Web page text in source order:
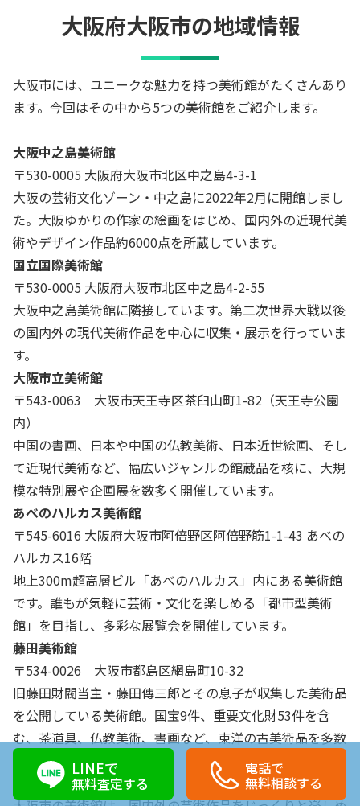
LINEで
無料査定する
電話で
無料相談する
大阪府大阪市の地域情報
大阪市には、ユニークな魅力を持つ美術館がたくさんあり
ます。今回はその中から5つの美術館をご紹介します。
大阪中之島美術館
〒530-0005 大阪府大阪市北区中之島4-3-1
大阪の芸術文化ゾーン・中之島に2022年2月に開館しまし
た。大阪ゆかりの作家の絵画をはじめ、国内外の近現代美
術やデザイン作品約6000点を所蔵しています。
国立国際美術館
〒530-0005 大阪府大阪市北区中之島4-2-55
大阪中之島美術館に隣接しています。第二次世界大戦以後
の国内外の現代美術作品を中心に収集・展示を行っていま
す。
大阪市立美術館
〒543-0063 大阪市天王寺区茶臼山町1-82（天王寺公園
内）
中国の書画、日本や中国の仏教美術、日本近世絵画、そし
て近現代美術など、幅広いジャンルの館蔵品を核に、大規
模な特別展や企画展を数多く開催しています。
あべのハルカス美術館
〒545-6016 大阪府大阪市阿倍野区阿倍野筋1-1-43 あべの
ハルカス16階
地上300m超高層ビル「あべのハルカス」内にある美術館
です。誰もが気軽に芸術・文化を楽しめる「都市型美術
館」を目指し、多彩な展覧会を開催しています。
藤田美術館
〒534-0026 大阪市都島区網島町10-32
旧藤田財閥当主・藤田傳三郎とその息子が収集した美術品
を公開している美術館。国宝9件、重要文化財53件を含
む、茶道具、仏教美術、書画など、東洋の古美術品を多数
所蔵しています。